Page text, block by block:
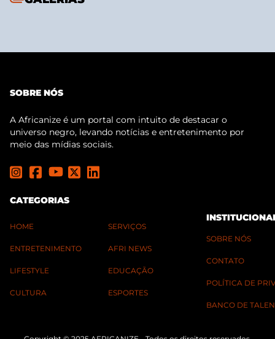
SOBRE NÓS
A Africanize é um portal com intuito de destacar o
universo negro, levando notícias e entretenimento por
meio das mídias sociais.
CATEGORIAS
HOME
ENTRETENIMENTO
LIFESTYLE
CULTURA
SERVIÇOS
AFRI NEWS
EDUCAÇÃO
ESPORTES
SOBRE NÓS
CONTATO
POLÍTICA DE
BANCO DE